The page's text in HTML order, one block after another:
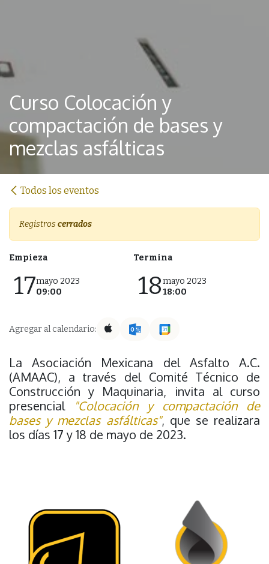
Curso Colocación y
compactación de bases y
mezclas asfálticas
Todos los eventos
Registros cerrados
Empieza
17mayo 2023
09:00
Termina
18mayo 2023
18:00
Agregar al calendario:
La Asociación Mexicana del Asfalto A.C.
(AMAAC), a través del Comité Técnico de
Construcción y Maquinaria, invita al curso
presencial
"Colocación y compactación de
bases y mezclas asfálticas", que se realizara
los días 17 y 18 de mayo de 2023.